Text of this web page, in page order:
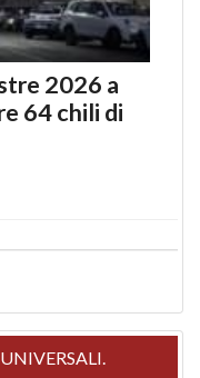
2026 a
64 chili di